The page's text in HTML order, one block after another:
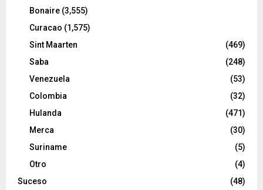
Bonaire (3,555)
Curacao (1,575)
Sint Maarten
(469)
Saba
(248)
Venezuela
(53)
Colombia
(32)
Hulanda
(471)
Merca
(30)
Suriname
(5)
Otro
(4)
Suceso
(48)